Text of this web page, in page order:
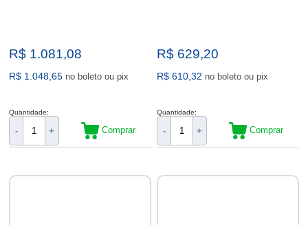
R$ 1.081,08
R$ 1.048,65 no boleto ou pix
Quantidade:
- + Comprar
R$ 629,20
R$ 610,32 no boleto ou pix
Quantidade:
- + Comprar